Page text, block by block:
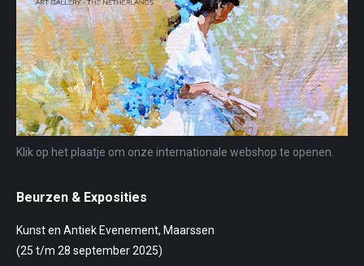
Klik op het plaatje om onze internationale webshop te openen.
Beurzen & Exposities
Kunst en Antiek Evenement, Maarssen
(25 t/m 28 september 2025)